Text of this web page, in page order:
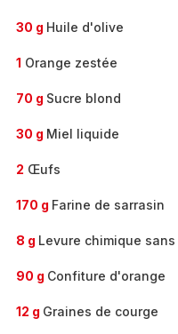
30 g Huile d'olive
1 Orange zestée
70 g Sucre blond
30 g Miel liquide
2 Œufs
170 g Farine de sarrasin
8 g Levure chimique
90 g Confiture d'orange
12 g Graines de courge